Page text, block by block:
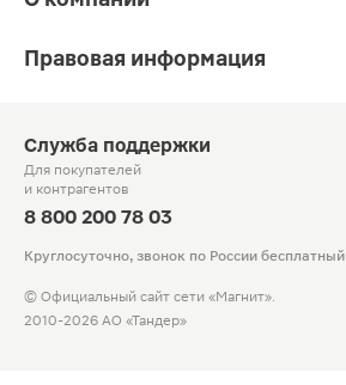
Правовая информация
Служба поддержки
Для покупателей
и контрагентов
8 800 200 78 03
Круглосуточно, звонок по России бесплатный
© Официальный сайт сети «Магнит».
2010-2026 АО «Тандер»